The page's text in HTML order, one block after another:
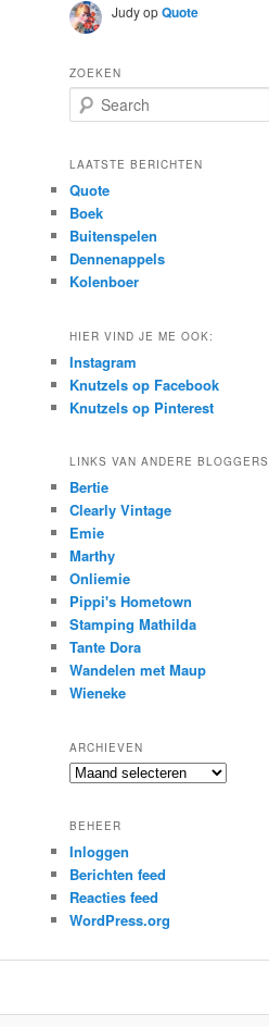
JudyopQuote
ZOEKEN
e
r
h
LAATSTE BERICHTEN
Quote
Boek
Buitenspelen
Dennenappels
Kolenboer
HIER VIND JE ME OOK:
Instagram
Knutzels op Facebook
Knutzels op Pinterest
LINKS VAN ANDERE BLOGGERS
Bertie
Clearly Vintage
Emie
Marthy
Onliemie
Pippi's Hometown
Stamping Mathilda
Tante Dora
Wandelen met Maup
Wieneke
ARCHIEVEN
Archieven
BEHEER
Inloggen
Berichten feed
Reacties feed
WordPress.org